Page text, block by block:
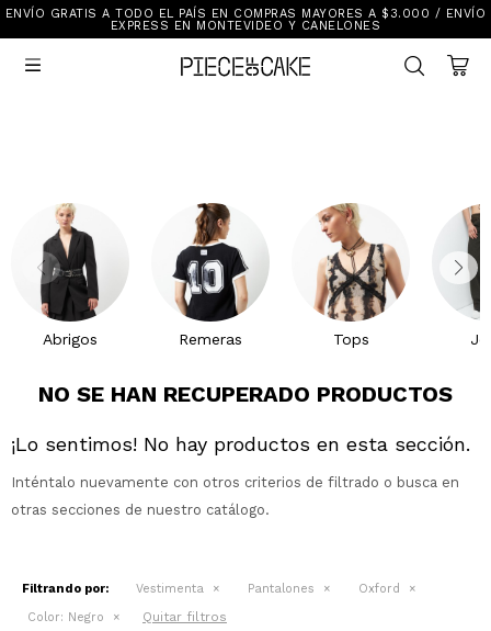
ENVÍO GRATIS A TODO EL PAÍS EN COMPRAS MAYORES A $3.000 / ENVÍO
EXPRESS EN MONTEVIDEO Y CANELONES

Abrigos Remeras Tops
NO SE HAN RECUPERADO PRODUCTOS
¡Lo sentimos! No hay productos en esta sección.
Inténtalo nuevamente con otros criterios de filtrado o busca en
otras secciones de nuestro catálogo.
Filtrando por: Vestimenta Pantalones
Oxford
Color: Negro Quitar filtros
Sale
New In
Mi cuenta
Ayuda
Ver Todo
Vestimenta